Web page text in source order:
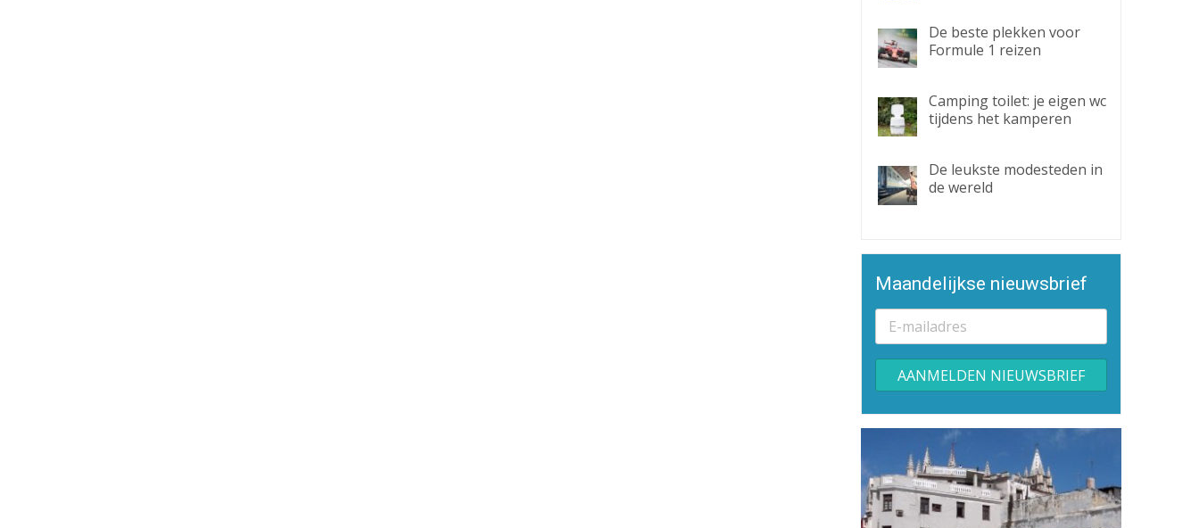
De beste plekken voor
Formule 1 reizen
Camping toilet: je eigen wc
tijdens het kamperen
De leukste modesteden in
de wereld
Maandelijkse nieuwsbrief
Alternative: